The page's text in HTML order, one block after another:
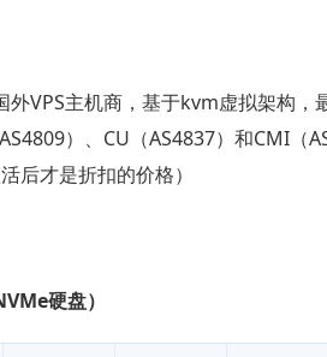
外VPS主机商，基于kvm虚拟架构
）、CU（AS4837）和CMI（
后才是折扣的价格）
硬盘）